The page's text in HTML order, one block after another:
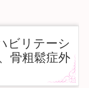
ビリテーシ
骨粗鬆症外